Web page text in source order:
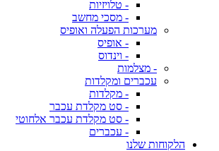
- טלויזיות
- מסכי מחשב
מערכות הפעלה ואופיס
- אופיס
- וינדוס
- מצלמות
עכברים ומקלדות
- מקלדות
- סט מקלדת עכבר
- סט מקלדת עכבר אלחוטי
- עכברים
הלקוחות שלנו